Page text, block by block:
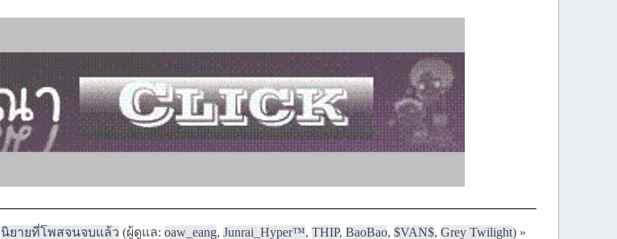
นิยายที่โพสจนจบแล้ว (ผู้ดูแล:oaw_eang,Junrai_Hyper™,THIP,BaoBao,$VAN$,Grey Twilight) »